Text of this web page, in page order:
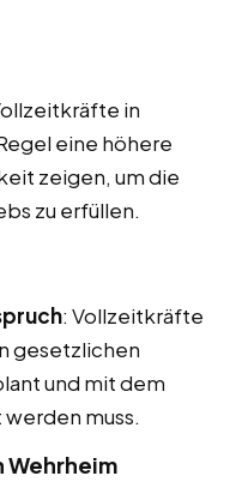
in
eine höhere
zeigen, um die
zu erfüllen.
: Vollzeitkräfte
gesetzlichen
und mit dem
muss.
Wehrheim